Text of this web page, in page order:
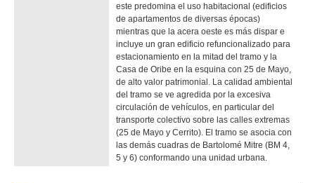
este predomina el uso habitacional (edificios
de apartamentos de diversas épocas)
mientras que la acera oeste es más dispar e
incluye un gran edificio refuncionalizado para
estacionamiento en la mitad del tramo y la
Casa de Oribe en la esquina con 25 de Mayo,
de alto valor patrimonial. La calidad ambiental
del tramo se ve agredida por la excesiva
circulación de vehículos, en particular del
transporte colectivo sobre las calles extremas
(25 de Mayo y Cerrito). El tramo se asocia con
las demás cuadras de Bartolomé Mitre (BM 4,
5 y 6) conformando una unidad urbana.